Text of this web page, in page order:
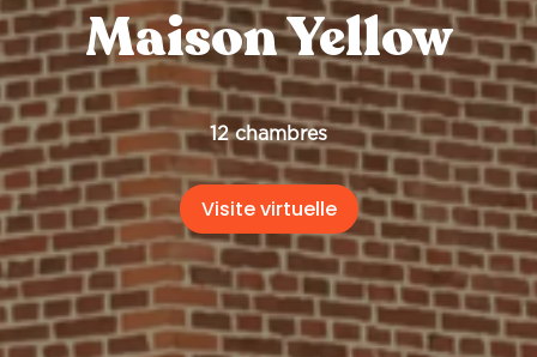
Maison Yellow
12 chambres
Visite virtuelle